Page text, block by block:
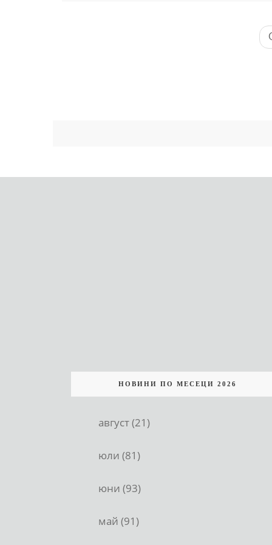
НОВИНИ ПО МЕСЕЦИ 2026
август (21)
юли (81)
юни (93)
май (91)